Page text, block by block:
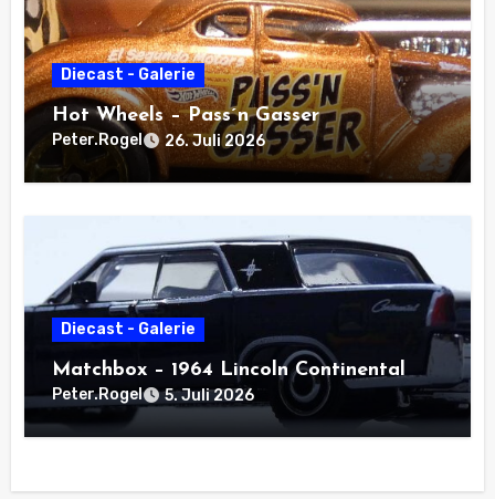
Diecast - Galerie
Hot Wheels – Pass´n Gasser
Peter.Rogel 26. Juli 2026
Diecast - Galerie
Matchbox – 1964 Lincoln Continental
Peter.Rogel 5. Juli 2026